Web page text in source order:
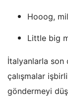
Hooog,
Little big
İtalyanlarla
çalışmalar
göndermeyi